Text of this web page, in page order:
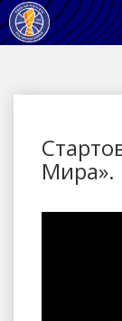
Мира».